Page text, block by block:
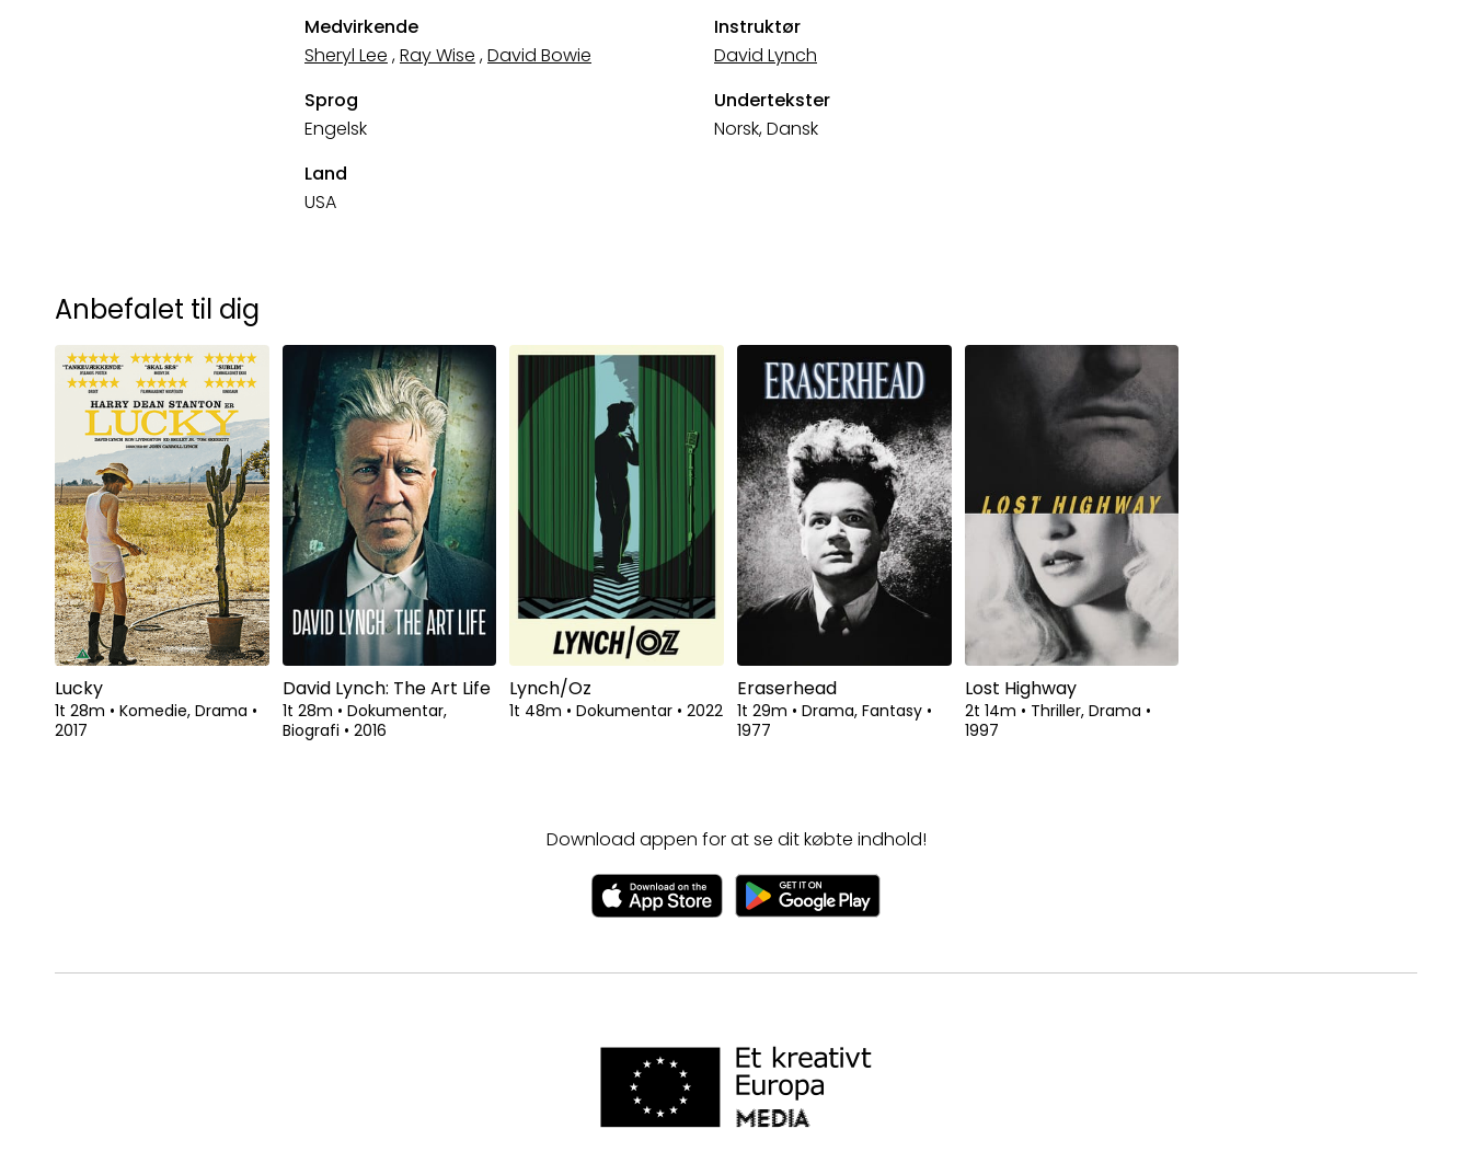
Medvirkende
Sheryl Lee ,Ray Wise ,David Bowie
Instruktør
David Lynch
Sprog
Engelsk
Undertekster
Norsk, Dansk
Land
USA
Anbefalet til dig
Lucky
1t 28m • Komedie, Drama •
2017
David Lynch: The Art Life
1t 28m • Dokumentar,
Biografi • 2016
Lynch/Oz
1t 48m • Dokumentar • 2022
Eraserhead
1t 29m • Drama, Fantasy •
1977
Lost Highway
2t 14m • Thriller, Drama •
1997
Download appen for at se dit købte indhold!